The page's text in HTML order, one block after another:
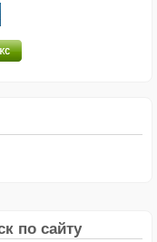
по сайту